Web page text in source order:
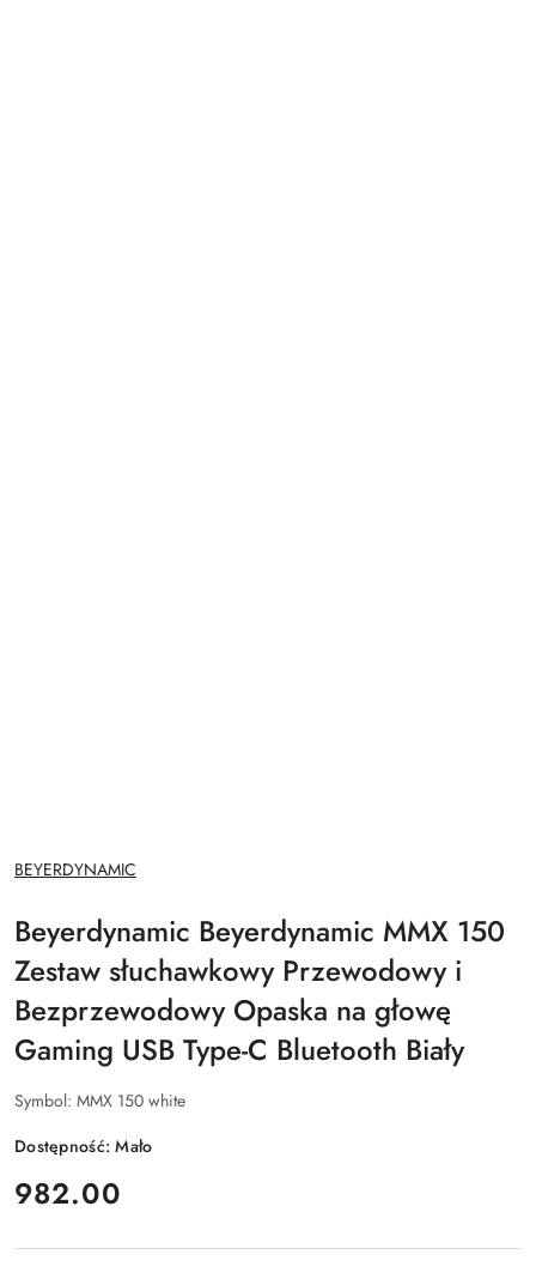
NAZWA
PRODUCENTA:
BEYERDYNAMIC
Beyerdynamic Beyerdynamic MMX 150
Zestaw słuchawkowy Przewodowy i
Bezprzewodowy Opaska na głowę
Gaming USB Type-C Bluetooth Biały
Symbol: MMX 150 white
Dostępność:Mało
cena:
982.00